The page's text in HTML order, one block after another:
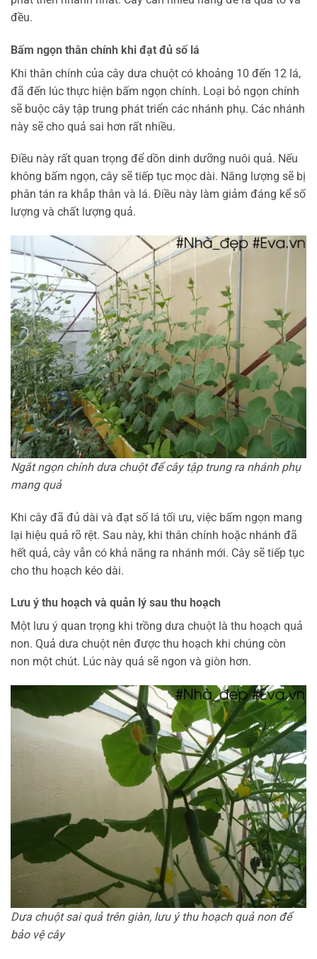
đều.
Bấm ngọn thân chính khi đạt đủ số lá
Khi thân chính của cây dưa chuột có khoảng 10 đến 12 lá,
đã đến lúc thực hiện bấm ngọn chính. Loại bỏ ngọn chính
sẽ buộc cây tập trung phát triển các nhánh phụ. Các nhánh
này sẽ cho quả sai hơn rất nhiều.
Điều này rất quan trọng để dồn dinh dưỡng nuôi quả. Nếu
không bấm ngọn, cây sẽ tiếp tục mọc dài. Năng lượng sẽ bị
phân tán ra khắp thân và lá. Điều này làm giảm đáng kể số
lượng và chất lượng quả.
Ngắt ngọn chính dưa chuột để cây tập trung ra nhánh phụ
mang quả
Khi cây đã đủ dài và đạt số lá tối ưu, việc bấm ngọn mang
lại hiệu quả rõ rệt. Sau này, khi thân chính hoặc nhánh đã
hết quả, cây vẫn có khả năng ra nhánh mới. Cây sẽ tiếp tục
cho thu hoạch kéo dài.
Lưu ý thu hoạch và quản lý sau thu hoạch
Một lưu ý quan trọng khi trồng dưa chuột là thu hoạch quả
non. Quả dưa chuột nên được thu hoạch khi chúng còn
non một chút. Lúc này quả sẽ ngon và giòn hơn.
Dưa chuột sai quả trên giàn, lưu ý thu hoạch quả non để
bảo vệ cây